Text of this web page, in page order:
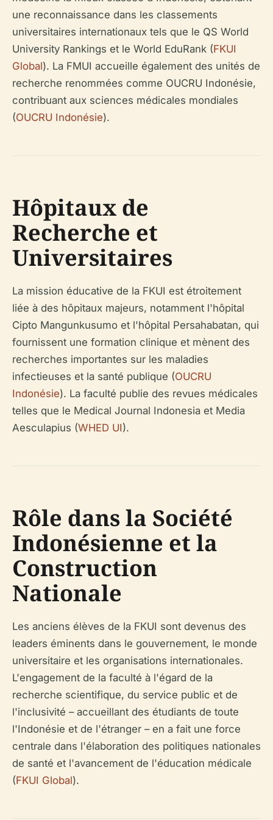
une reconnaissance dans les classements
universitaires internationaux tels que le QS World
University Rankings et le World EduRank (FKUI
Global). La FMUI accueille également des unités de
recherche renommées comme OUCRU Indonésie,
contribuant aux sciences médicales mondiales
(OUCRU Indonésie).
Hôpitaux de
Recherche et
Universitaires
La mission éducative de la FKUI est étroitement
liée à des hôpitaux majeurs, notamment l'hôpital
Cipto Mangunkusumo et l'hôpital Persahabatan, qui
fournissent une formation clinique et mènent des
recherches importantes sur les maladies
infectieuses et la santé publique (OUCRU
Indonésie). La faculté publie des revues médicales
telles que le Medical Journal Indonesia et Media
Aesculapius (WHED UI).
Rôle dans la Société
Indonésienne et la
Construction
Nationale
Les anciens élèves de la FKUI sont devenus des
leaders éminents dans le gouvernement, le monde
universitaire et les organisations internationales.
L'engagement de la faculté à l'égard de la
recherche scientifique, du service public et de
l'inclusivité – accueillant des étudiants de toute
l'Indonésie et de l'étranger – en a fait une force
centrale dans l'élaboration des politiques nationales
de santé et l'avancement de l'éducation médicale
(FKUI Global).